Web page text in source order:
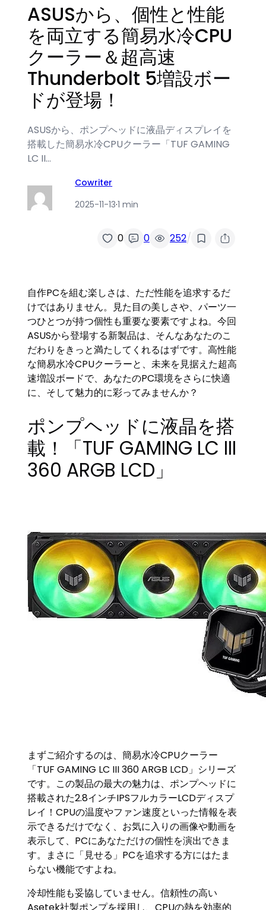
ASUSから、個性と性能
を両立する簡易水冷CPU
クーラー＆超高速
Thunderbolt 5増設ボー
ドが登場！
ASUSから、ポンプヘッドに液晶ディスプレイを
搭載した簡易水冷CPUクーラー「TUF GAMING
LC II…
Cowriter
2025-11-13·1 min
0 0 252/
自作PCを組む楽しさは、ただ性能を追求するだ
けではありません。見た目の美しさや、パーツ一
つひとつが持つ個性も重要な要素ですよね。今回
ASUSから登場する新製品は、そんなあなたのこ
だわりをきっと満たしてくれるはずです。高性能
な簡易水冷CPUクーラーと、未来を見据えた超高
速増設ボードで、あなたのPC環境をさらに快適
に、そして魅力的に彩ってみませんか？
ポンプヘッドに液晶を搭
載！「TUF GAMING LC III
360 ARGB LCD」
まずご紹介するのは、簡易水冷CPUクーラー
「TUF GAMING LC III 360 ARGB LCD」シリーズ
です。この製品の最大の魅力は、ポンプヘッドに
搭載された2.8インチIPSフルカラーLCDディスプ
レイ！CPUの温度やファン速度といった情報を表
示できるだけでなく、お気に入りの画像や動画を
表示して、PCにあなただけの個性を演出できま
す。まさに「見せる」PCを追求する方にはたま
らない機能ですよね。
冷却性能も妥協していません。信頼性の高い
Asetek社製ポンプを採用し、CPUの熱を効率的